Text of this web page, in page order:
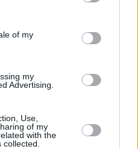
and its third-party tags to
purposes in below Google
of my
my
Advertising.
Use,
of my
with the